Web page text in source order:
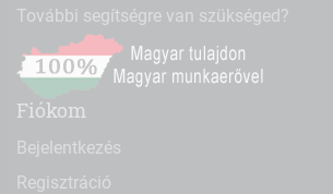
További segítségre van szükséged?
Fiókom
Bejelentkezés
Regisztráció